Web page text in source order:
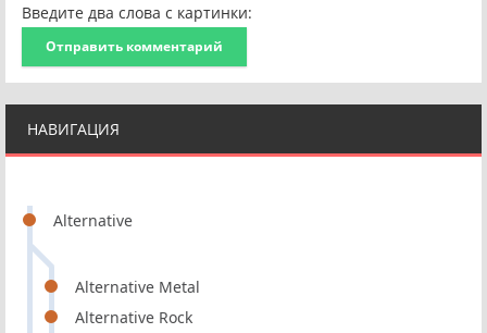
НАВИГАЦИЯ
Alternative
Alternative Metal
Alternative Rock
Введите два слова с картинки:
Отправить комментарий